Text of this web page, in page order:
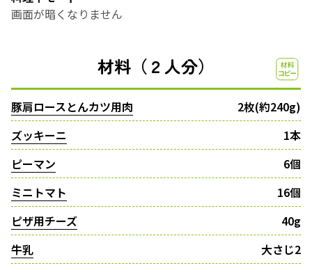
画面が暗くなりません
材料（２人分）
豚肩ロースとんカツ用肉
2枚(約240g)
ズッキーニ
1本
ピーマン
6個
ミニトマト
16個
ピザ用チーズ
40g
牛乳
大さじ2